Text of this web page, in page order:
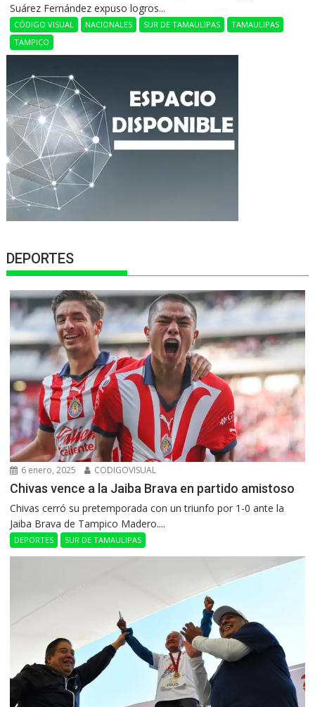
Suárez Fernández expuso logros...
CÓDIGO VISUAL NACIONALES SUR DE TAMAULIPAS
TAMAULIPAS
TAMPICO
DEPORTES
6 enero, 2025 CODIGOVISUAL
Chivas vence a la Jaiba Brava en partido amistoso
Chivas cerró su pretemporada con un triunfo por 1-0 ante la
Jaiba Brava de Tampico Madero....
DEPORTES SUR DE TAMAULIPAS